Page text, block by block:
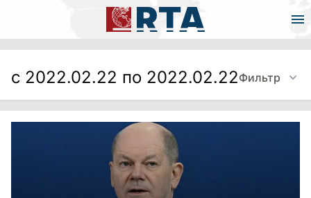
с 2022.02.22 по 2022.02.22Фильтр